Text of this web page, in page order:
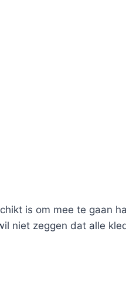
is om mee te gaan
niet zeggen dat alle